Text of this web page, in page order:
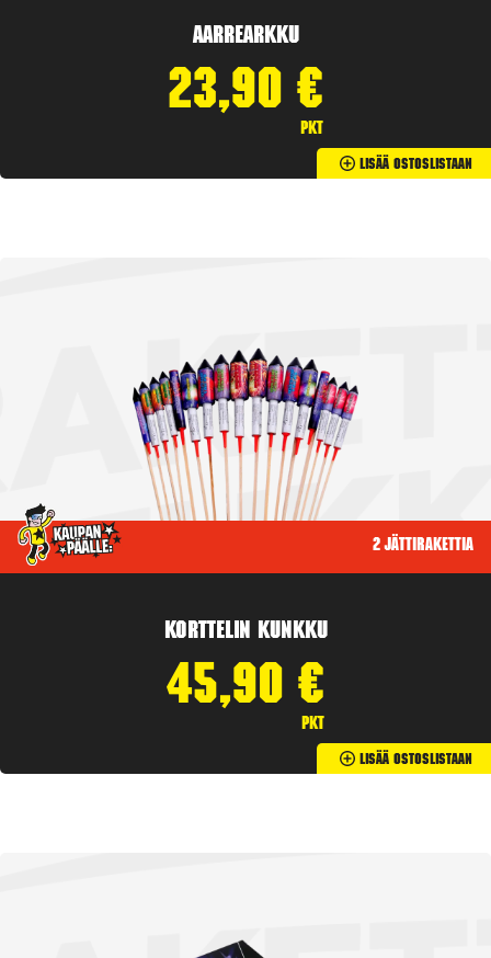
Aarrearkku
23,90 €
pkt
Lisää Ostoslistaan
2 jättirakettia
Korttelin kunkku
45,90 €
pkt
Lisää Ostoslistaan